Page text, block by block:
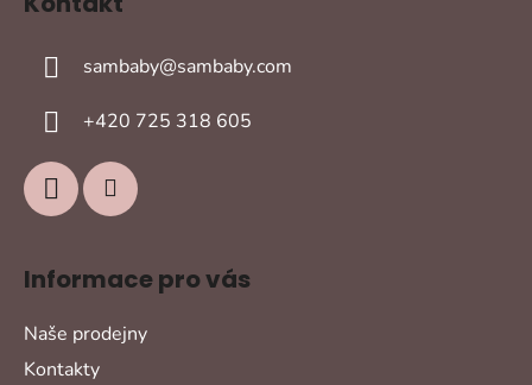
sambaby@sambaby.com
+420 725 318 605
Informace pro vás
Naše prodejny
Kontakty